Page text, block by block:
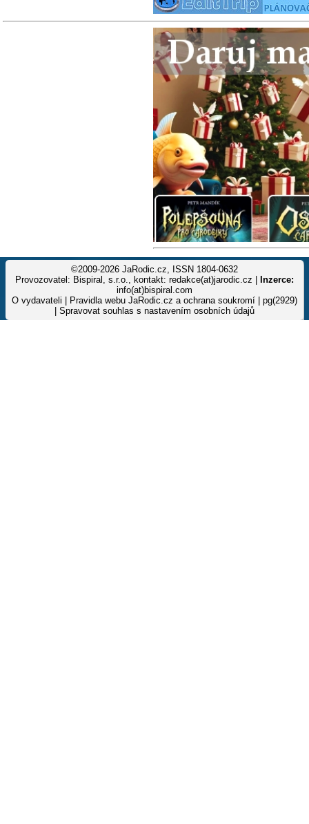
©2009-2026 JaRodic.cz, ISSN 1804-0632
Provozovatel: Bispiral, s.r.o., kontakt: redakce(at)jarodic.cz |
Inzerce:
info(at)bispiral.com
O vydavateli
Pravidla webu JaRodic.cz a ochrana soukromí | pg(2929)
Spravovat souhlas s nastavením osobních údajů